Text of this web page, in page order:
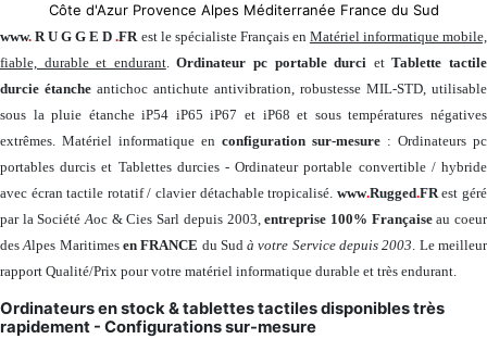
Côte d'Azur Provence Alpes Méditerranée France du Sud
www. R U G G E D.FRest le spécialiste Français en Matériel informatique mobile,
fiable, durable et endurant.Ordinateur pc portable durci etTablette tactile
durcie étanche antichoc antichute antivibration, robustesse MIL-STD, utilisable
sous la pluie étanche iP54 iP65 iP67 et iP68 et sous températures négatives
extrêmes. Matériel informatique en configuration sur-mesure : Ordinateurs pc
portables durcis et Tablettes durcies - Ordinateur portable convertible / hybride
avec écran tactile rotatif / clavier détachable tropicalisé. www.Rugged.FRest géré
par la SociétéAoc & Cies Sarl depuis 2003,entreprise 100% Françaiseau coeur
desAlpes Maritimes en FRANCE du Sudà votre Service depuis 2003. Le meilleur
rapport Qualité/Prix pour votre matériel informatique durable et très endurant.
Ordinateurs en stock & tablettes tactiles disponibles très
rapidement - Configurations sur-mesure